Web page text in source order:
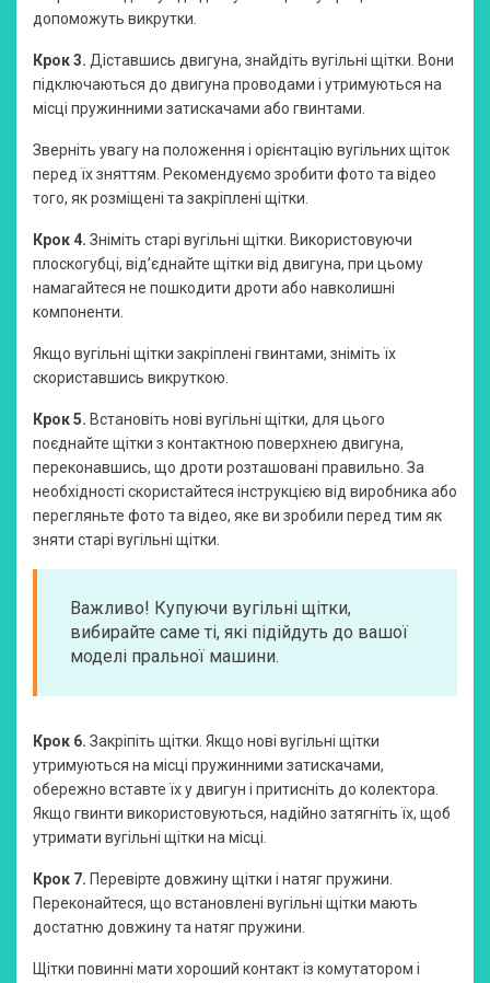
допоможуть викрутки.
Крок 3. Діставшись двигуна, знайдіть вугільні щітки. Вони
підключаються до двигуна проводами і утримуються на
місці пружинними затискачами або гвинтами.
Зверніть увагу на положення і орієнтацію вугільних щіток
перед їх зняттям. Рекомендуємо зробити фото та відео
того, як розміщені та закріплені щітки.
Крок 4. Зніміть старі вугільні щітки. Використовуючи
плоскогубці, від’єднайте щітки від двигуна, при цьому
намагайтеся не пошкодити дроти або навколишні
компоненти.
Якщо вугільні щітки закріплені гвинтами, зніміть їх
скориставшись викруткою.
Крок 5. Встановіть нові вугільні щітки, для цього
поєднайте щітки з контактною поверхнею двигуна,
переконавшись, що дроти розташовані правильно. За
необхідності скористайтеся інструкцією від виробника або
перегляньте фото та відео, яке ви зробили перед тим як
зняти старі вугільні щітки.
Важливо! Купуючи вугільні щітки,
вибирайте саме ті, які підійдуть до вашої
моделі пральної машини.
Крок 6. Закріпіть щітки. Якщо нові вугільні щітки
утримуються на місці пружинними затискачами,
обережно вставте їх у двигун і притисніть до колектора.
Якщо гвинти використовуються, надійно затягніть їх, щоб
утримати вугільні щітки на місці.
Крок 7. Перевірте довжину щітки і натяг пружини.
Переконайтеся, що встановлені вугільні щітки мають
достатню довжину та натяг пружини.
Щітки повинні мати хороший контакт із комутатором і